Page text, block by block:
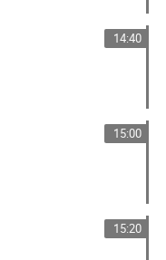
14:40
15:00
15:20